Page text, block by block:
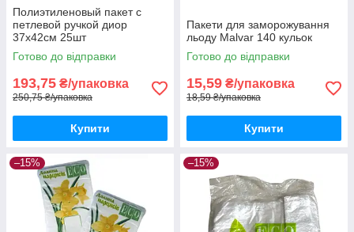
Полиэтиленовый пакет с
петлевой ручкой диор
37х42см 25шт
Готово до відправки
193,75 ₴/упаковка
250,75 ₴/упаковка
Купити
Пакети для заморожування
льоду Malvar 140 кульок
Готово до відправки
15,59 ₴/упаковка
18,59 ₴/упаковка
Купити
–15% –15%